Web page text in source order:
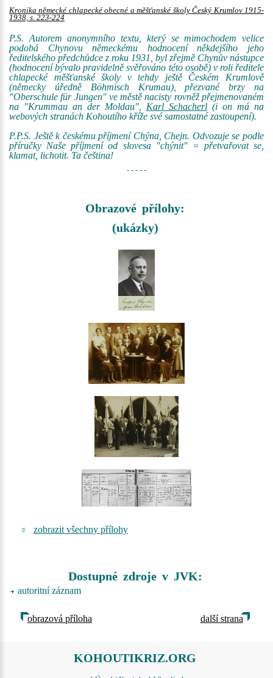
Kronika německé chlapecké obecné a měšťanské školy Český Krumlov 1915-
1938, s. 223-224
P.S. Autorem anonymního textu, který se mimochodem velice
podobá Chynovu německému hodnocení někdejšího jeho
ředitelského předchůdce z roku 1931, byl zřejmě Chynův nástupce
(hodnocení bývalo pravidelně svěřováno této osobě) v roli ředitele
chlapecké měšťanské školy v tehdy ještě Českém Krumlově
(německy úředně Böhmisch Krumau), přezvané brzy na
"Oberschule für Jungen" ve městě nacisty rovněž přejmenovaném
na "Krummau an der Moldau", Karl Schacherl (i on má na
webových stranách Kohoutího kříže své samostatné zastoupení).
P.P.S. Ještě k českému příjmení Chýna, Chejn. Odvozuje se podle
příručky Naše příjmení od slovesa "chýnit" = přetvařovat se,
klamat, lichotit. Ta čeština!
- - - - -
Obrazové přílohy:
(ukázky)
zobrazit všechny přílohy
Dostupné zdroje v JVK:
autoritní záznam
obrazová příloha další strana
KOHOUTIKRIZ.ORG